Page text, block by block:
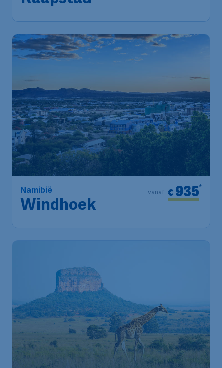
Namibië
Windhoek
€ 935*
vanaf